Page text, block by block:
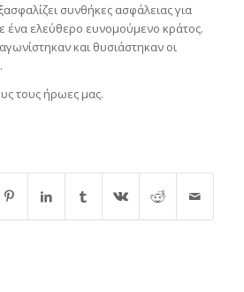
συνθήκες ασφάλειας για
ένα ελεύθερο ευνομούμενο κράτος.
και θυσιάστηκαν οι
τους ήρωες μας.